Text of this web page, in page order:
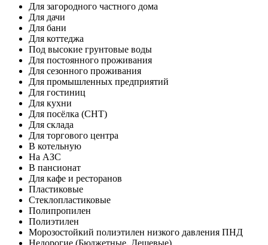
Для загородного частного дома
Для дачи
Для бани
Для коттеджа
Под высокие грунтовые воды
Для постоянного проживания
Для сезонного проживания
Для промышленных предприятий
Для гостиниц
Для кухни
Для посёлка (СНТ)
Для склада
Для торгового центра
В котельную
На АЗС
В пансионат
Для кафе и ресторанов
Пластиковые
Стеклопластиковые
Полипропилен
Полиэтилен
Морозостойкий полиэтилен низкого давления ПНД
Недорогие (Бюджетные, Дешевые)